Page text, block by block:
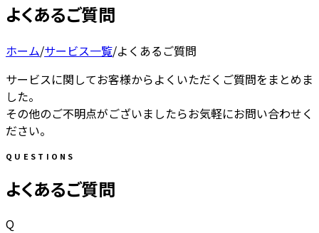
よくあるご質問
ホーム/サービス一覧/よくあるご質問
サービスに関してお客様からよくいただくご質問をまとめま
した。
その他のご不明点がございましたらお気軽にお問い合わせく
ださい。
QUESTIONS
よくあるご質問
Q